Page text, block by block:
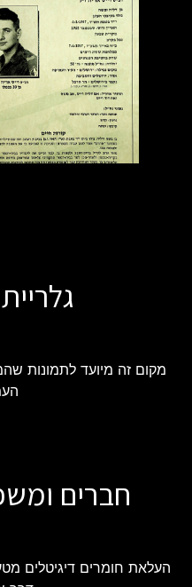
מקום זה מיועד לתמונות
חברים
העלאת חומרים דיגיטלים